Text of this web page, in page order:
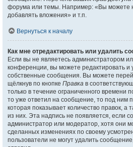
форума или темы. Например: «Вы можете
добавлять вложения» и т.п.
Вернуться к началу
Как мне отредактировать или удалить
Если вы не являетесь администратором
конференции, вы можете редактировать и
собственные сообщения. Вы можете
щёлкнув по кнопке Правка в
только в течение ограниченного времени
то уже ответил на сообщение, то под ним
которая показывает количество правок, а
из них. Эта надпись не появляется, если
администратор или модератор, хотя они
сделанных изменениях по своему
пользователи не могут удалить